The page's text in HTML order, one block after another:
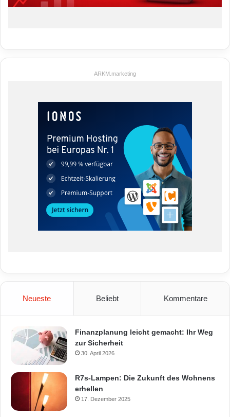
ARKM.marketing
Neueste Beliebt Kommentare
Finanzplanung leicht gemacht: Ihr Weg
zur Sicherheit
30. April 2026
R7s-Lampen: Die Zukunft des Wohnens
erhellen
17. Dezember 2025